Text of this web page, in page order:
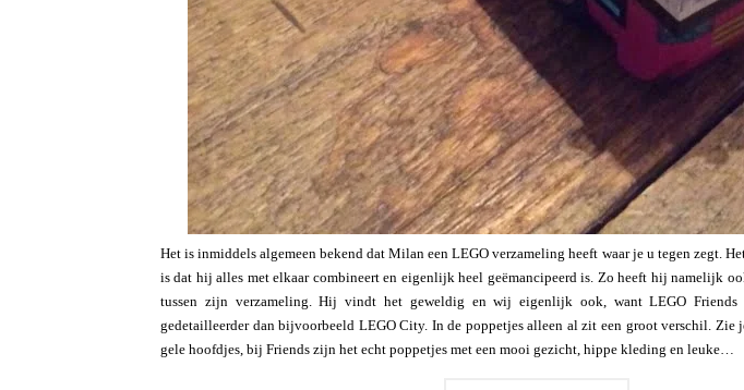
Het is inmiddels algemeen bekend dat Milan een LEGO verzameling heeft waar je u tegen zegt.
is dat hij alles met elkaar combineert en eigenlijk heel geëmancipeerd is. Zo heeft hij namelijk
tussen zijn verzameling. Hij vindt het geweldig en wij eigenlijk ook, want LEGO
gedetailleerder dan bijvoorbeeld LEGO City. In de poppetjes alleen al zit een groot verschil. Zie
gele hoofdjes, bij Friends zijn het echt poppetjes met een mooi gezicht, hippe kleding en leuke…